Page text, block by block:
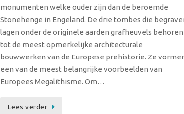
monumenten welke ouder zijn dan de beroemde
Stonehenge in Engeland. De drie tombes die
lagen onder de originele aarden grafheuvels behoren
tot de meest opmerkelijke architecturale
bouwwerken van de Europese prehistorie. Ze
een van de meest belangrijke voorbeelden van
Europees Megalithisme. Om…
Lees verder